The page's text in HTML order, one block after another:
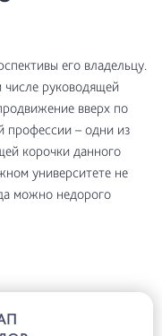
его владельцу.
числе руководящей
вверх по
профессии – одни из
корочки данного
университете не
можно недорого